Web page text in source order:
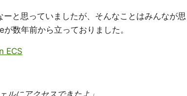
と思っていましたが、そんなことはみんなが思
数年前から立っておりました。
ECS
ルにアクセスできたよ」